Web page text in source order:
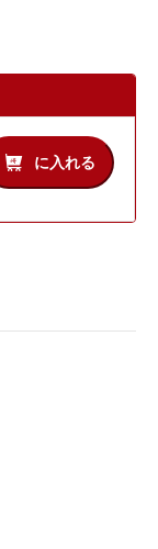
ウマイにリニュ
もおすすめです。
もちシリーズ】
利なのに…。」
応えするために
然の来客にと色ん
シウマイを袋の
来上がりの合図！
で、ご自宅用はも
からは、できた
す。
に入れる